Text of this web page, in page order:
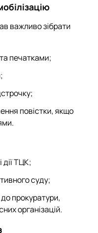
важливо зібрати
печатками;
повістки, якщо
дії ТЦК;
суду;
прокуратури,
організацій.